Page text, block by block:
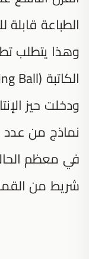
الطباعة
وهذا يتطلب
نماذج من عدد
في معظم
شريط من